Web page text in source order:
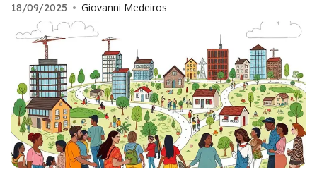
18/09/2025 • Giovanni Medeiros